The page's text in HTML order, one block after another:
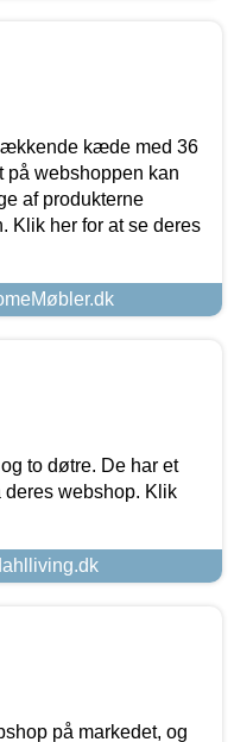
kæde med 36
på webshoppen kan
af produkterne
Klik her for at se deres
to døtre. De har et
deres webshop. Klik
på markedet, og